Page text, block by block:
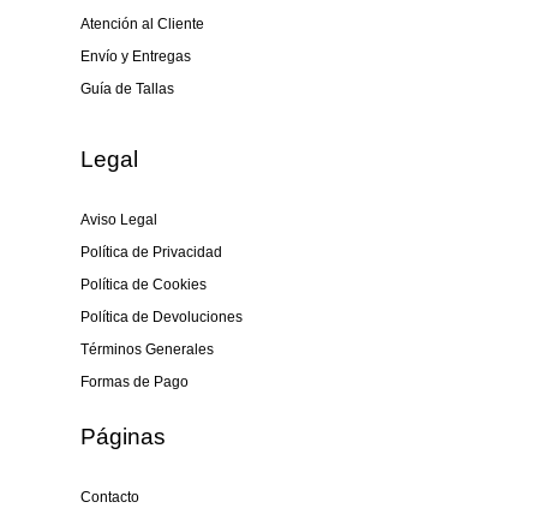
Atención al Cliente
Envío y Entregas
Guía de Tallas
Legal
Aviso Legal
Política de Privacidad
Política de Cookies
Política de Devoluciones
Términos Generales
Formas de Pago
Páginas
Contacto